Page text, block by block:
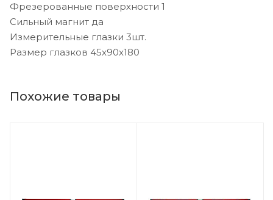
Фрезерованные поверхности 1
Сильный магнит да
Измерительные глазки 3шт.
Размер глазков 45х90х180
Похожие товары